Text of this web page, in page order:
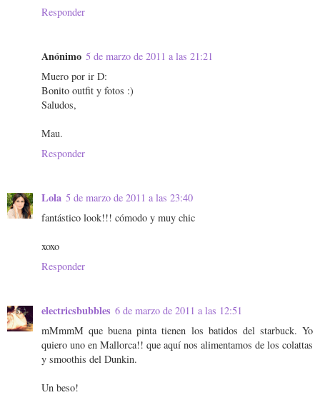
Responder
Anónimo 5 de marzo de 2011 a las 21:21
Muero por ir D:
Bonito outfit y fotos :)
Saludos,
Mau.
Responder
Lola 5 de marzo de 2011 a las 23:40
fantástico look!!! cómodo y muy chic
xoxo
Responder
electricsbubbles 6 de marzo de 2011 a las 12:51
mMmmM que buena pinta tienen los batidos del starbuck. Yo
quiero uno en Mallorca!! que aquí nos alimentamos de los colattas
y smoothis del Dunkin.
Un beso!